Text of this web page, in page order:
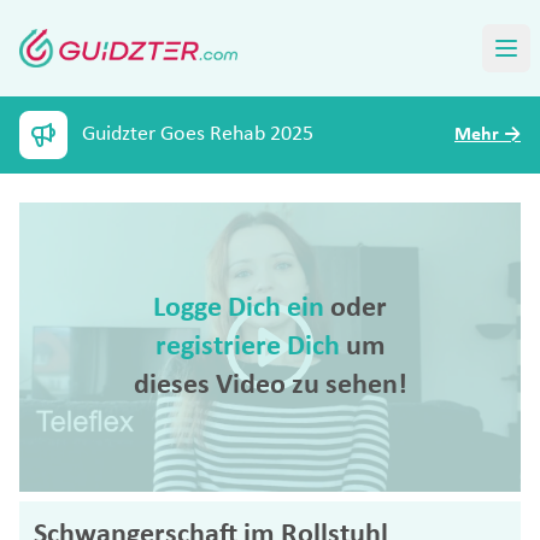
Guidzter Goes Rehab 2025 Mehr →
Logge Dich ein oder
registriere Dich um
dieses Video zu sehen!